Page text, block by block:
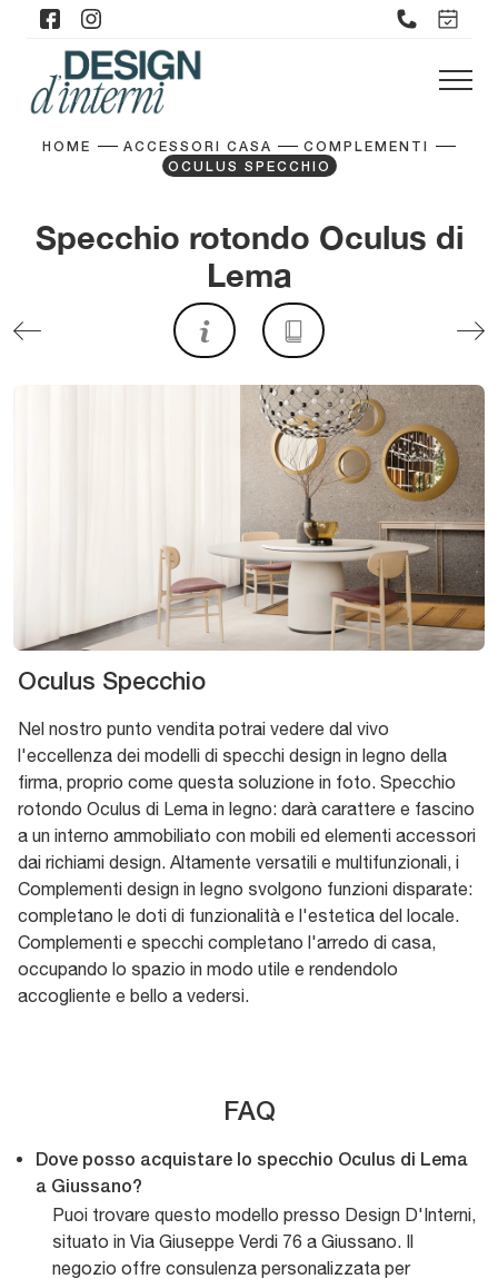
HOME ACCESSORI CASA
COMPLEMENTI
OCULUS SPECCHIO
Specchio rotondo Oculus di
Lema
Oculus Specchio
Nel nostro punto vendita potrai vedere dal vivo
l'eccellenza dei modelli di specchi design in legno della
firma, proprio come questa soluzione in foto. Specchio
rotondo Oculus di Lema in legno: darà carattere e fascino
a un interno ammobiliato con mobili ed elementi accessori
dai richiami design. Altamente versatili e multifunzionali, i
Complementi design in legno svolgono funzioni disparate:
completano le doti di funzionalità e l'estetica del locale.
Complementi e specchi completano l'arredo di casa,
occupando lo spazio in modo utile e rendendolo
accogliente e bello a vedersi.
FAQ
Dove posso acquistare lo specchio Oculus di Lema
a Giussano?
Puoi trovare questo modello presso Design D'Interni,
situato in Via Giuseppe Verdi 76 a Giussano. Il
negozio offre consulenza personalizzata per